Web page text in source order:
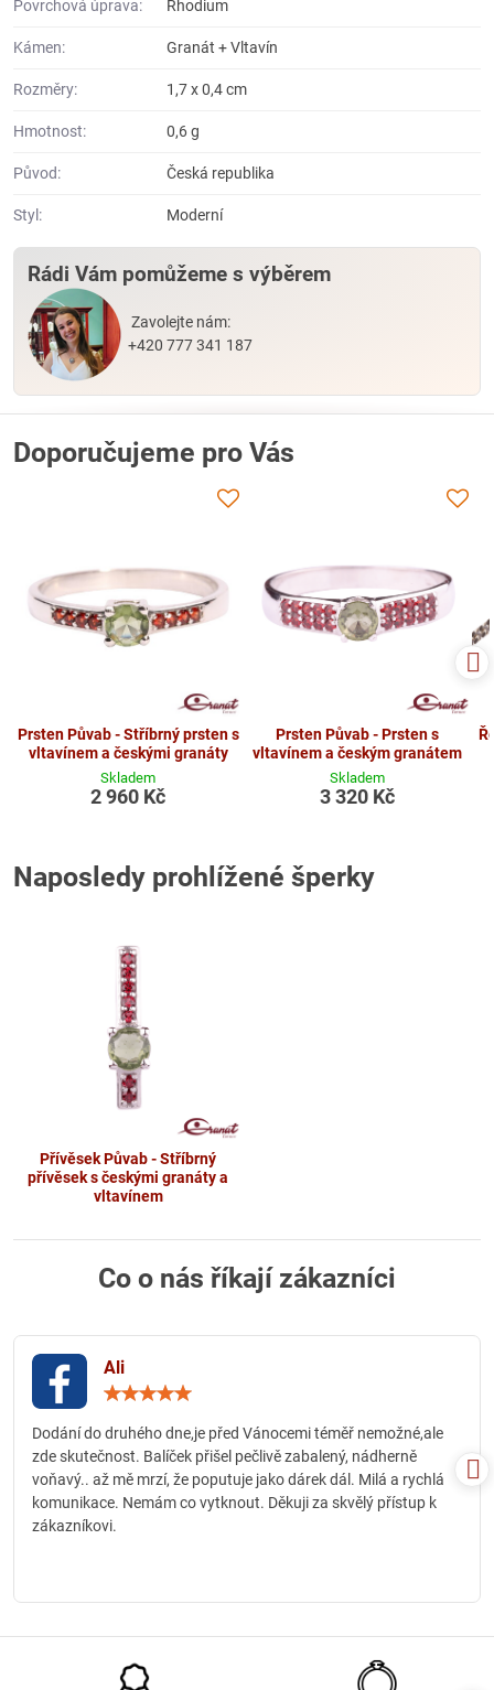
Povrchová úprava: Rhodium
Kámen: Granát + Vltavín
Rozměry: 1,7 x 0,4 cm
Hmotnost: 0,6 g
Původ: Česká republika
Styl: Moderní
Rádi Vám pomůžeme s výběrem
Zavolejte nám:
+420 777 341 187
Doporučujeme pro Vás
Prsten Půvab - Stříbrný prsten s
vltavínem a českými granáty
Skladem
2 960 Kč
Prsten Půvab - Prsten s
vltavínem a českým granátem
Skladem
3 320 Kč
Naposledy prohlížené šperky
Přívěsek Půvab - Stříbrný
přívěsek s českými granáty a
vltavínem
Co o nás říkají zákazníci
Ali
5
Dodání do druhého dne,je před Vánocemi téměř nemožné,ale
zde skutečnost. Balíček přišel pečlivě zabalený, nádherně
voňavý.. až mě mrzí, že poputuje jako dárek dál. Milá a rychlá
komunikace. Nemám co vytknout. Děkuji za skvělý přístup k
zákazníkovi.